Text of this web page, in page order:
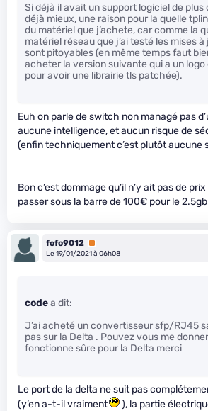
Si déjà il avait un support logiciel de plus
déjà mieux, une raison pour la quelle
du matériel que j’achete, car comme la
matériel réseau que j’ai testé les mises
sont pitoyables (en même temps faut
acheter la version suivante qui a un logo
pour avoir une librairie tls patchée).
Euh on parle de switch non managé pas
aucune intelligence, et aucun risque de
(enfin techniquement c’est plutôt aucune
Bon c’est dommage qu’il n’y ait pas de
passer sous la barre de 100€ pour le
fofo9012 Premium
Le 19/01/2021 à 06h08
codea dit:
J’ai acheté un convertisseur sfp/RJ45
pas sur la Delta . Pouvez vous me
fonctionne sûre pour la Delta merci
Le port de la delta ne suit pas
(y’en a-t-il vraiment
), la partie